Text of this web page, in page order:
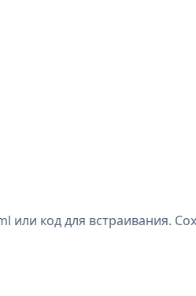
код для встраивания.